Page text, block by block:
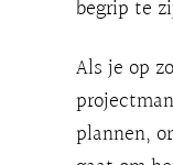
begrip te
Als je op
plannen,